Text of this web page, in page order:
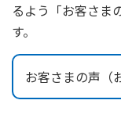
るよう「お客さま
す。
お客さまの声（